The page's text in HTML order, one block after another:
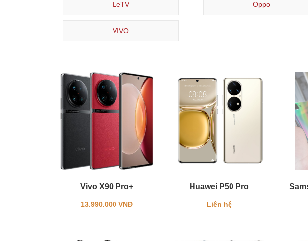
LeTV Oppo
VIVO
Vivo X90 Pro+
13.990.000 VNĐ
Huawei P50 Pro
Liên hệ